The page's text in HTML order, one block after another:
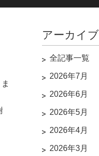
アーカイブ
全記事一覧
2026年7月
2026年6月
2026年5月
2026年4月
2026年3月